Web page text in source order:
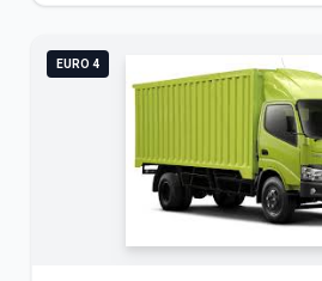
EURO 4